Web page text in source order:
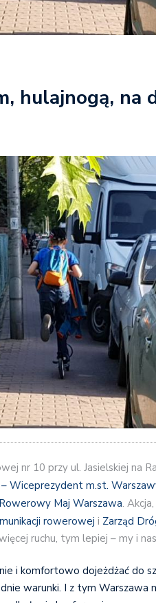
hulajnogą, na
nr 10 przy ul. Jasielskiej na
Wiceprezydent m.st.
Rowerowy Maj Warszawa.
rowerowej i Zarząd
ej ruchu, tym lepiej – my i
i komfortowo dojeżdżać do
warunki. I z tym Warszawa